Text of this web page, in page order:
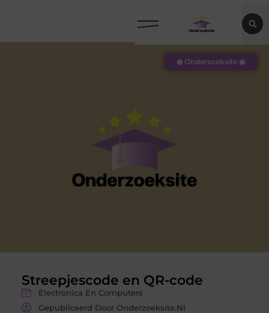
Streepjescode en QR-code
Electronica En Computers
Gepubliceerd Door Onderzoeksite.nl
◉ Onderzoeksite ◉